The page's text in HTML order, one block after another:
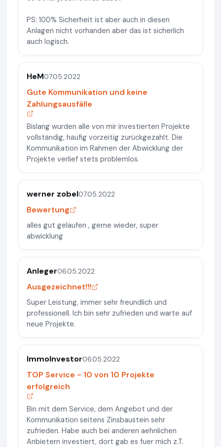
PS: 100% Sicherheit ist aber auch in diesen
Anlagen nicht vorhanden aber das ist sicherlich
auch logisch.
HeM07.05.2022
Gute Kommunikation und keine
Zahlungsausfälle
Bislang wurden alle von mir investierten Projekte
vollständig, häufig vorzeitig zurückgezahlt. Die
Kommunikation im Rahmen der Abwicklung der
Projekte verlief stets problemlos.
werner zobel07.05.2022
Bewertung
alles gut gelaufen , gerne wieder, super
abwicklung
Anleger06.05.2022
Ausgezeichnet!!!
Super Leistung, immer sehr freundlich und
professionell. Ich bin sehr zufrieden und warte auf
neue Projekte.
ImmoInvestor06.05.2022
TOP Service - 10 von 10 Projekte
erfolgreich
Bin mit dem Service, dem Angebot und der
Kommunikation seitens Zinsbaustein sehr
zufrieden. Habe auch bei anderen aehnlichen
Anbietern investiert, dort gab es fuer mich z.T.